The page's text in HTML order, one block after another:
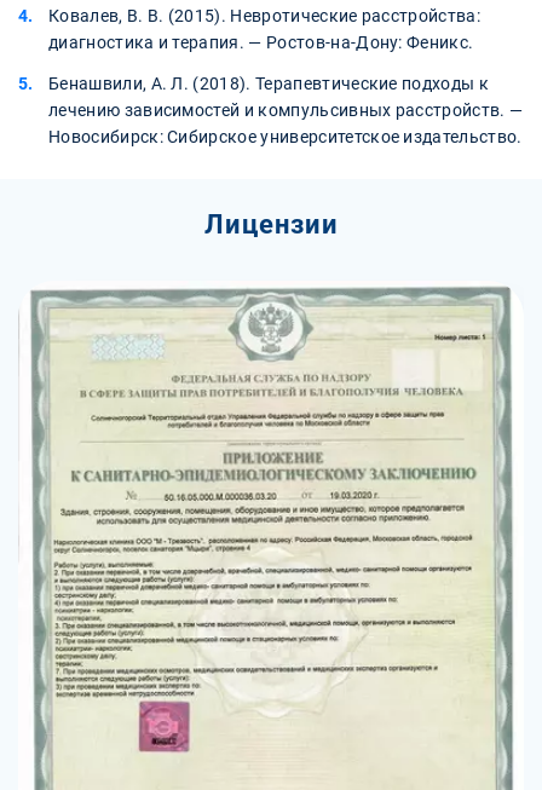
Ковалев, В. В. (2015). Невротические расстройства:
диагностика и терапия. — Ростов-на-Дону: Феникс.
Бенашвили, А. Л. (2018). Терапевтические подходы к
лечению зависимостей и компульсивных расстройств. —
Новосибирск: Сибирское университетское издательство.
Лицензии